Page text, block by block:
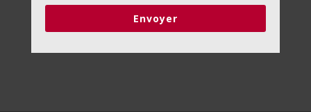
Envoyer